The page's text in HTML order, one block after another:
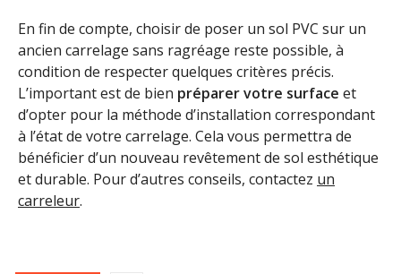
En fin de compte, choisir de poser un sol PVC sur un
ancien carrelage sans ragréage reste possible, à
condition de respecter quelques critères précis.
L’important est de bien préparer votre surface et
d’opter pour la méthode d’installation correspondant
à l’état de votre carrelage. Cela vous permettra de
bénéficier d’un nouveau revêtement de sol esthétique
et durable. Pour d’autres conseils, contactez un
carreleur.